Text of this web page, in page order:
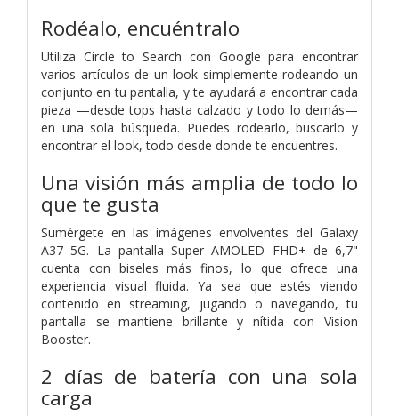
Rodéalo, encuéntralo
Utiliza Circle to Search con Google para encontrar
varios artículos de un look simplemente rodeando un
conjunto en tu pantalla, y te ayudará a encontrar cada
pieza —desde tops hasta calzado y todo lo demás—
en una sola búsqueda. Puedes rodearlo, buscarlo y
encontrar el look, todo desde donde te encuentres.
Una visión más amplia de todo lo
que te gusta
Sumérgete en las imágenes envolventes del Galaxy
A37 5G. La pantalla Super AMOLED FHD+ de 6,7"
cuenta con biseles más finos, lo que ofrece una
experiencia visual fluida. Ya sea que estés viendo
contenido en streaming, jugando o navegando, tu
pantalla se mantiene brillante y nítida con Vision
Booster.
2 días de batería con una sola
carga